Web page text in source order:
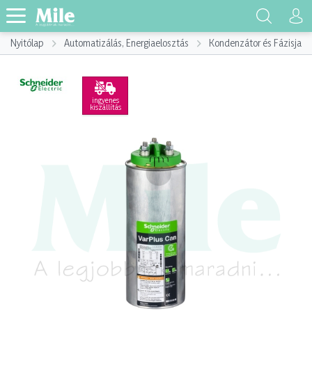
Nyitólap Automatizálás, Energiaelosztás Kondenzátor és
ingyenes
kiszállítás